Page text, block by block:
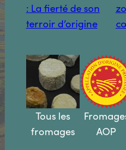
: La fierté de son
terroir d’origine
Tous les
fromages
AOP